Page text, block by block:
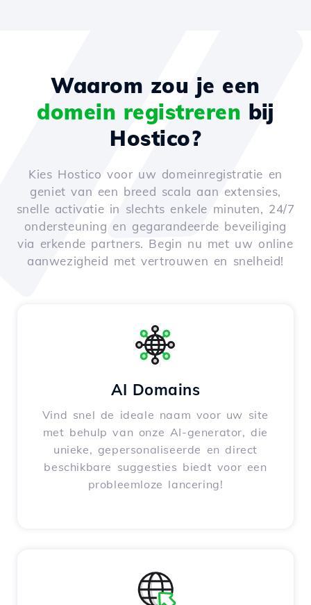
Waarom zou je een
domein registreren bij
Hostico?
Kies Hostico voor uw domeinregistratie en
geniet van een breed scala aan extensies,
snelle activatie in slechts enkele minuten, 24/7
ondersteuning en gegarandeerde beveiliging
via erkende partners. Begin nu met uw online
aanwezigheid met vertrouwen en snelheid!
AI Domains
Vind snel de ideale naam voor uw site
met behulp van onze AI-generator, die
unieke, gepersonaliseerde en direct
beschikbare suggesties biedt voor een
probleemloze lancering!